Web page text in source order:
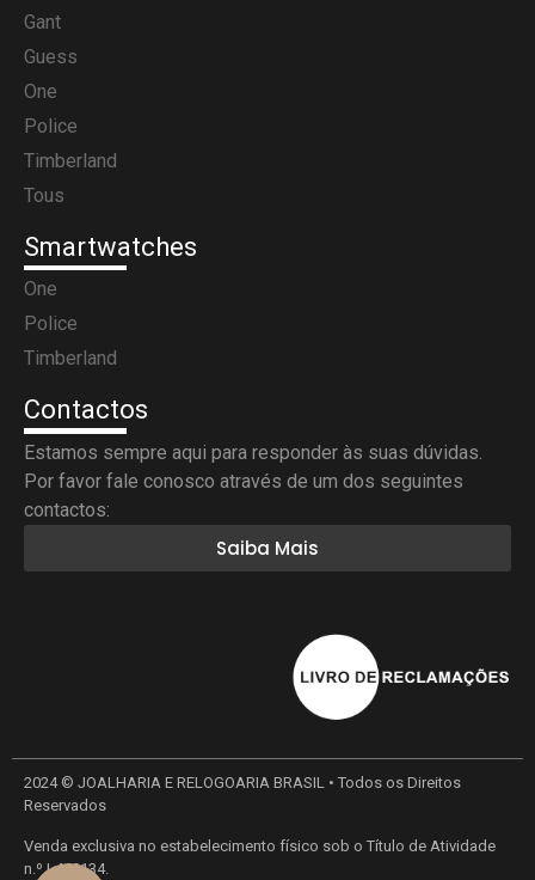
Gant
Guess
One
Police
Timberland
Tous
Smartwatches
One
Police
Timberland
Contactos
Estamos sempre aqui para responder às suas dúvidas.
Por favor fale conosco através de um dos seguintes
contactos:
Saiba Mais
2024 © JOALHARIA E RELOGOARIA BRASIL • Todos os Direitos
Reservados
Venda exclusiva no estabelecimento físico sob o Título de Atividade
n.º L410134.